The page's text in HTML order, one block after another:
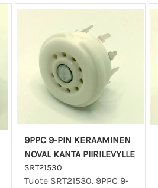
9PPC 9-PIN KERAAMINEN
NOVAL KANTA PIIRILEVYLLE
SRT21530
Tuote SRT21530. 9PPC 9-